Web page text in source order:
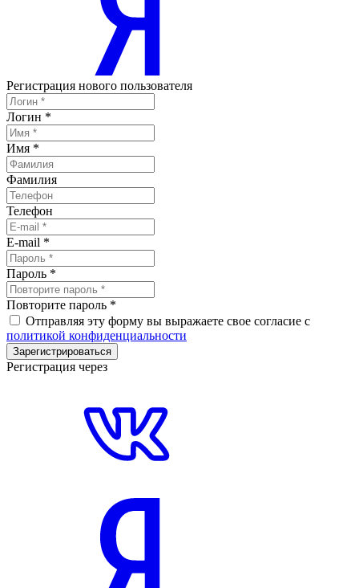
Регистрация нового пользователя
Логин *
Имя *
Фамилия
Телефон
E-mail *
Пароль *
Повторите пароль *
Отправляя эту форму вы выражаете свое согласие с
политикой конфиденциальности
Зарегистрироваться
Регистрация через